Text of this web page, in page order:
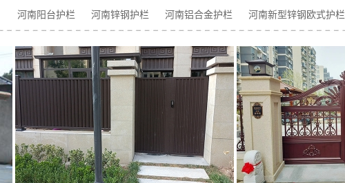
河南阳台护栏 河南锌钢护栏 河南铝合金护栏 河南新型锌钢欧式护栏